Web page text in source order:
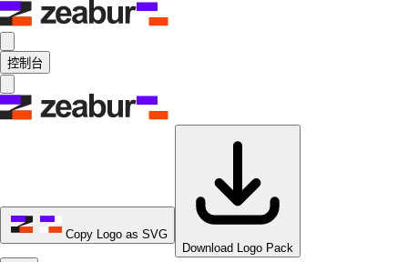
控制台
Copy Logo as SVG
Download Logo Pack